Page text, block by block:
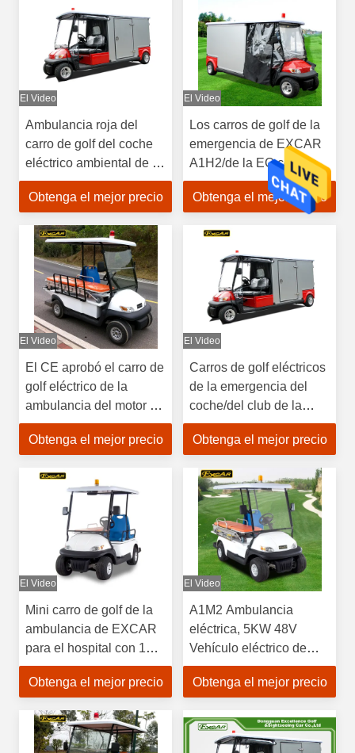
El Video
Ambulancia roja del
carro de golf del coche
eléctrico ambiental de la
ambulancia para el
hospital
Obtenga el mejor precio
El Video
Los carros de golf de la
emergencia de EXCAR
A1H2/de la EC con el
cargo cerrado acuestan
el chasis de aluminio
Obtenga el mejor precio
El Video
El CE aprobó el carro de
golf eléctrico de la
ambulancia del motor de
los asientos 3.7KW del
coche 2 de la
Obtenga el mejor precio
El Video
Carros de golf eléctricos
de la emergencia del
coche/del club de la
ambulancia del seater
ROJO 48V 2
Obtenga el mejor precio
El Video
Mini carro de golf de la
ambulancia de EXCAR
para el hospital con 1
certificación del CE del
ensanchador
Obtenga el mejor precio
El Video
A1M2 Ambulancia
eléctrica, 5KW 48V
Vehículo eléctrico de
respuesta médica de
emergencia, adecuado
rescate dentro de una
instalación o sitio.
Obtenga el mejor precio